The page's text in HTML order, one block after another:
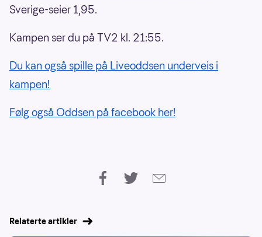
Sverige-seier 1,95.
Kampen ser du på TV2 kl. 21:55.
Du kan også spille på Liveoddsen underveis i
kampen!
Følg også Oddsen på facebook her!
Relaterte artikler